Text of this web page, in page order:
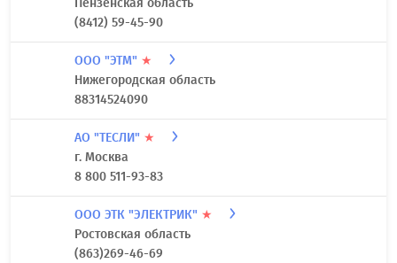
Пензенская область
(8412) 59-45-90
ООО "ЭТМ" ★
Нижегородская область
88314524090
АО "ТЕСЛИ" ★
г. Москва
8 800 511-93-83
ООО ЭТК "ЭЛЕКТРИК" ★
Ростовская область
(863)269-46-69